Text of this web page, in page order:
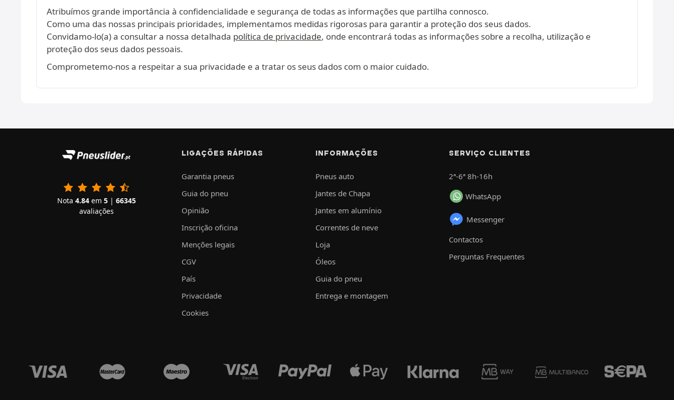
Atribuímos grande importância à confidencialidade e segurança de todas as informações que partilha connosco.
Como uma das nossas principais prioridades, implementamos medidas rigorosas para garantir a proteção dos seus dados.
Convidamo-lo(a) a consultar a nossa detalhada política de privacidade, onde encontrará todas as informações sobre a recolha, utilização e
proteção dos seus dados pessoais.
Comprometemo-nos a respeitar a sua privacidade e a tratar os seus dados com o maior cuidado.
Nota 4.84em 5| 66345
avaliações
LIGAÇÕES RÁPIDAS
Garantia pneus
Guia do pneu
Opinião
Inscrição oficina
Menções legais
CGV
País
Privacidade
Cookies
INFORMAÇÕES
Pneus auto
Jantes de Chapa
Jantes em alumínio
Correntes de neve
Loja
Óleos
Guia do pneu
Entrega e montagem
SERVIÇO CLIENTES
2ª-6ª 8h-16h
WhatsApp
Messenger
Contactos
Perguntas Frequentes